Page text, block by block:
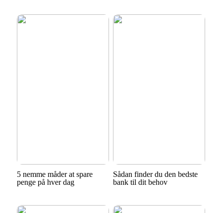
5 nemme måder at spare
penge på hver dag
Sådan finder du den bedste
bank til dit behov